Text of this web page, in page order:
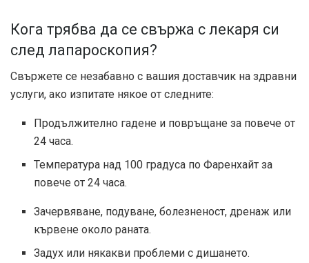
Кога трябва да се свържа с лекаря си
след лапароскопия?
Свържете се незабавно с вашия доставчик на здравни
услуги, ако изпитате някое от следните:
Продължително гадене и повръщане за повече от
24 часа.
Температура над 100 градуса по Фаренхайт за
повече от 24 часа.
Зачервяване, подуване, болезненост, дренаж или
кървене около раната.
Задух или някакви проблеми с дишането.